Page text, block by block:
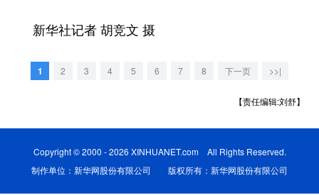
Русский язык 日本語 한국어
新华社记者 胡竞文 摄
1 2 3 4 5 6 7 8 下一页 >>|
【责任编辑:刘舒】
Copyright © 2000 - 2026 XINHUANET.com All Rights Reserved.
制作单位：新华网股份有限公司 版权所有：新华网股份有限公司